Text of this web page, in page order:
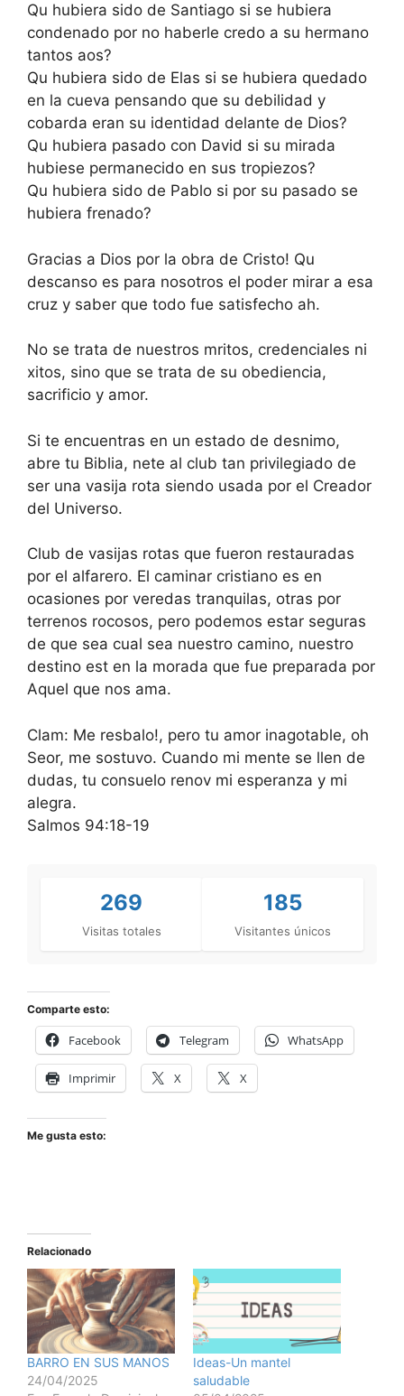
Qu hubiera sido de Santiago si se hubiera
condenado por no haberle credo a su hermano
tantos aos?
Qu hubiera sido de Elas si se hubiera quedado
en la cueva pensando que su debilidad y
cobarda eran su identidad delante de Dios?
Qu hubiera pasado con David si su mirada
hubiese permanecido en sus tropiezos?
Qu hubiera sido de Pablo si por su pasado se
hubiera frenado?
Gracias a Dios por la obra de Cristo! Qu
descanso es para nosotros el poder mirar a esa
cruz y saber que todo fue satisfecho ah.
No se trata de nuestros mritos, credenciales ni
xitos, sino que se trata de su obediencia,
sacrificio y amor.
Si te encuentras en un estado de desnimo,
abre tu Biblia, nete al club tan privilegiado de
ser una vasija rota siendo usada por el Creador
del Universo.
Club de vasijas rotas que fueron restauradas
por el alfarero. El caminar cristiano es en
ocasiones por veredas tranquilas, otras por
terrenos rocosos, pero podemos estar seguras
de que sea cual sea nuestro camino, nuestro
destino est en la morada que fue preparada por
Aquel que nos ama.
Clam: Me resbalo!, pero tu amor inagotable, oh
Seor, me sostuvo. Cuando mi mente se llen de
dudas, tu consuelo renov mi esperanza y mi
alegra.
Salmos 94:18-19
269
Visitas totales
185
Visitantes únicos
Comparte esto:
Facebook Telegram WhatsApp
Imprimir X X
Me gusta esto:
Relacionado
BARRO EN SUS MANOS
24/04/2025
Ideas-Un mantel
saludable